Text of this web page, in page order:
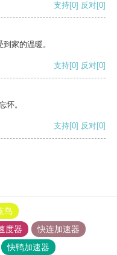
支持[0] 反对[0]
家的温暖。
支持[0] 反对[0]
怀。
支持[0] 反对[0]
鸟
度器
快连加速器
快鸭加速器